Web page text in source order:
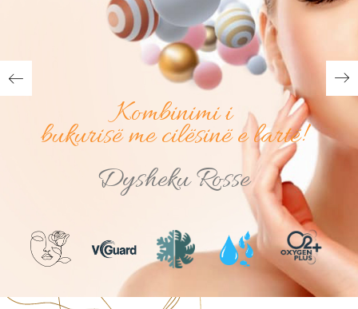
Dysheku Rosse
Kombinimi i
bukurisë me cilësinë e lartë!